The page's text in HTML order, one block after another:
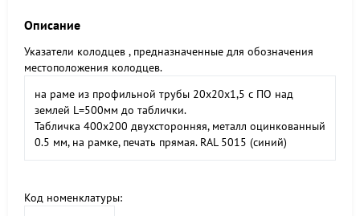
Описание
Указатели колодцев , предназначенные для обозначения
местоположения колодцев.
на раме из профильной трубы 20х20х1,5 с ПО над
землей L=500мм до таблички.
Табличка 400х200 двухсторонняя, металл оцинкованный
0.5 мм, на рамке, печать прямая. RAL 5015 (синий)
Код номенклатуры: